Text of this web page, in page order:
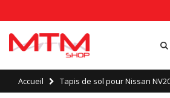
Accueil Tapis de sol pour Nissan